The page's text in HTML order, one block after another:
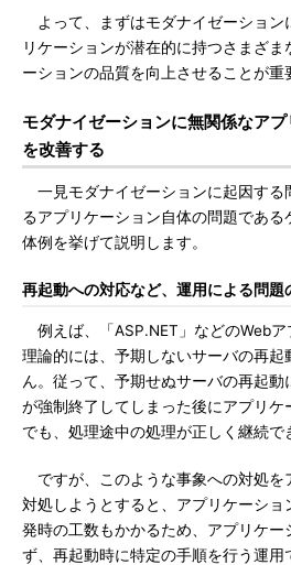
よって、まずはモダナイゼーション
リケーションが潜在的に持つさまざ
ーションの品質を向上させることが重
モダナイゼーションに無関係なア
を改善する
一見モダナイゼーションに起因する
るアプリケーション自体の問題であ
体例を挙げて説明します。
再起動への対応など、運用による問題
例えば、「ASP.NET」などのWebア
理論的には、予期しないサーバの再
ん。従って、予期せぬサーバの再起
が強制終了してしまった後にアプリケ
でも、処理途中の処理が正しく継続で
ですが、このような事象への対処を
対処しようとすると、アプリケーショ
発時の工数もかかるため、アプリケ
ず、再起動時に特定の手順を行う運